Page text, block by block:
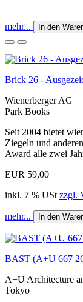
mehr... In den
Brick 26 -
Wienerberger AG
Park Books
Seit 2004 bietet
Ziegeln und
Award alle zwei
EUR 59,00
inkl. 7 % USt zzgl.
mehr... In den
BAST (A+U 667
A+U Architecture
Tokyo